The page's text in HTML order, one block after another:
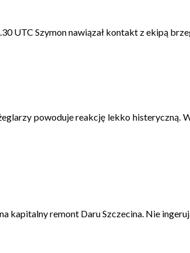
UTC Szymon nawiązał kontakt z ekipą
powoduje reakcję lekko
kapitalny remont Daru Szczecina. Nie